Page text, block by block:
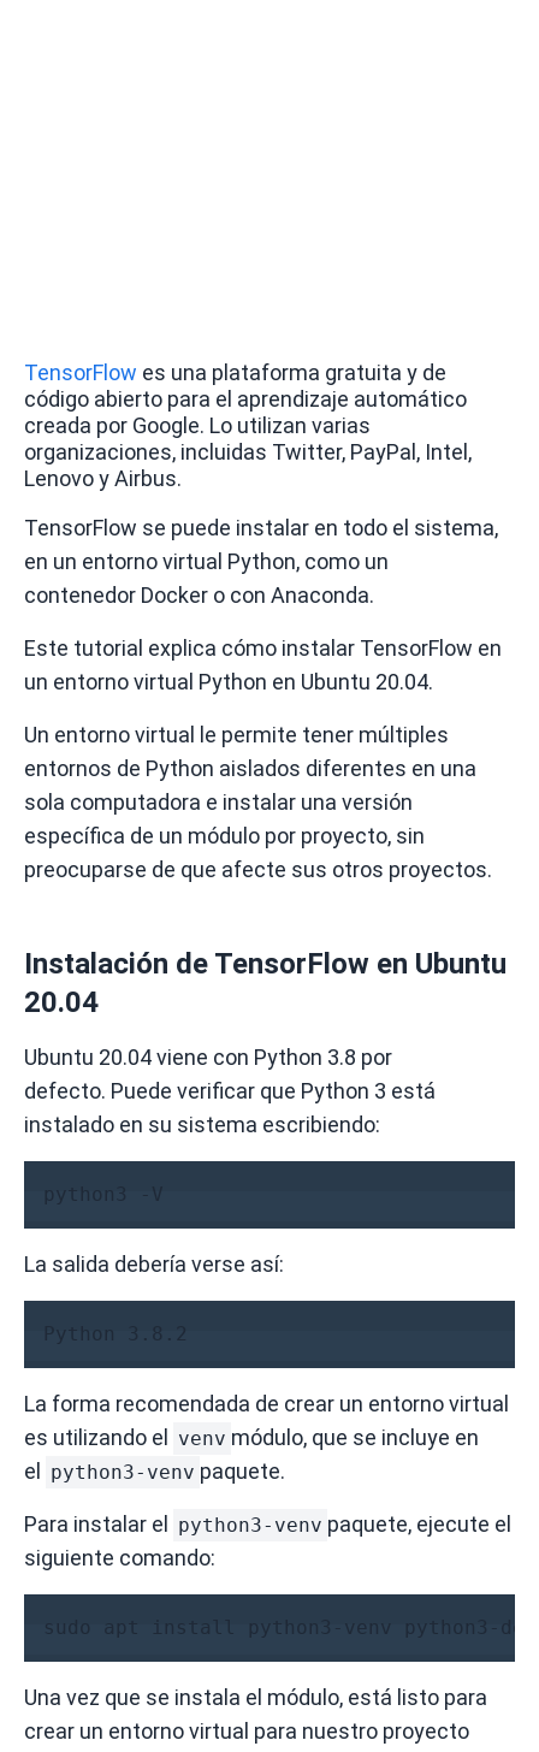
TensorFlow es una plataforma gratuita y de
código abierto para el aprendizaje automático
creada por Google. Lo utilizan varias
organizaciones, incluidas Twitter, PayPal, Intel,
Lenovo y Airbus.
TensorFlow se puede instalar en todo el sistema,
en un entorno virtual Python, como un
contenedor Docker o con Anaconda.
Este tutorial explica cómo instalar TensorFlow en
un entorno virtual Python en Ubuntu 20.04.
Un entorno virtual le permite tener múltiples
entornos de Python aislados diferentes en una
sola computadora e instalar una versión
específica de un módulo por proyecto, sin
preocuparse de que afecte sus otros proyectos.
Instalación de TensorFlow en Ubuntu
20.04
Ubuntu 20.04 viene con Python 3.8 por
defecto. Puede verificar que Python 3 está
instalado en su sistema escribiendo:
python3 -V
La salida debería verse así:
La forma recomendada de crear un entorno virtual
es utilizando el
venv módulo, que se incluye en
el
python3-venv paquete.
Para instalar el python3-venv paquete, ejecute el
siguiente comando:
sudo apt install python3-venv python3-dev
Una vez que se instala el módulo, está listo para
crear un entorno virtual para nuestro proyecto